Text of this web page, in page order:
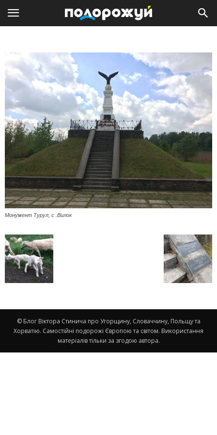
Монумент Турул, с .Вилок
© Блог Віктора Стинича про Угорщину, Словаччину, Польщу та
Хорватію. Самостійні подорожі Європою та світом. Використання
матеріалів тільки за згодою автора.